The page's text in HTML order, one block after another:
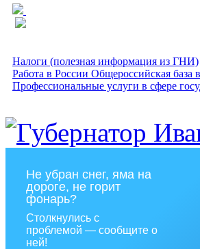
Налоги (полезная информация из ГНИ)
Работа в России Общероссийская база
Профессиональные услуги в сфере
Не убран снег, яма на
дороге, не горит
фонарь?
Столкнулись с
проблемой — сообщите о
ней!